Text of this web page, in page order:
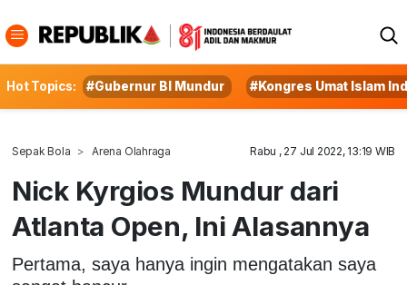
Hot Topics: #Gubernur BI Mundur #Kongres Umat Islam
Sepak Bola Arena Olahraga Rabu , 27 Jul 2022, 13:19 WIB
Nick Kyrgios Mundur dari
Atlanta Open, Ini Alasannya
Pertama, saya hanya ingin mengatakan saya